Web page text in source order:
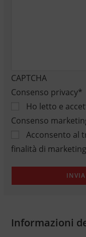
CAPTCHA
Consenso privacy*
Ho letto e
Consenso
Acconsento al
finalità di marketing
Informazioni